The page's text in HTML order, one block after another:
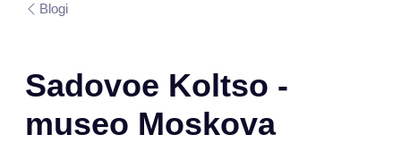
Blogi
Sadovoe Koltso -
museo Moskova